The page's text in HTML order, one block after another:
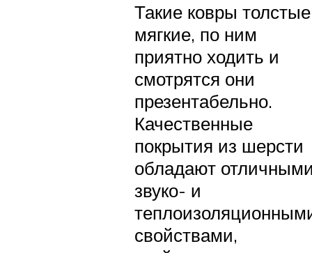
Такие ковры
мягкие, по ним
приятно ходить и
смотрятся они
презентабельно.
Качественные
покрытия из шерсти
обладают
звуко- и
свойствами,